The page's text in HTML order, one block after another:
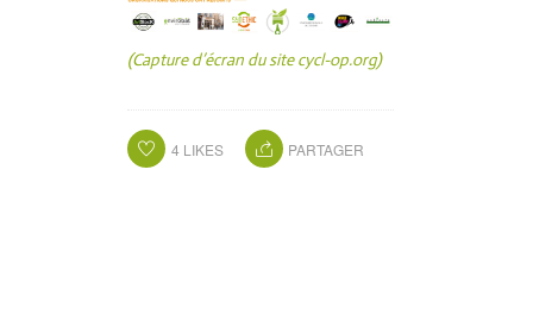
(Capture d’écran du site cycl-op.org)
4 LIKES PARTAGER